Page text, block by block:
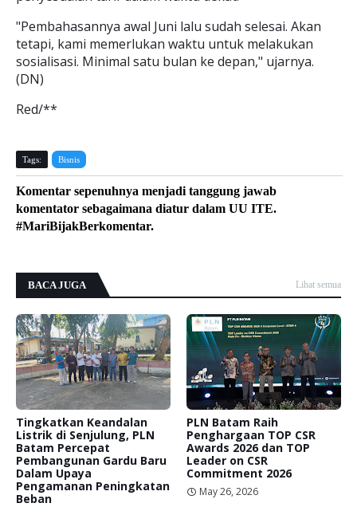
"Pembahasannya awal Juni lalu sudah selesai. Akan
tetapi, kami memerlukan waktu untuk melakukan
sosialisasi. Minimal satu bulan ke depan," ujarnya.
(DN)
Red/**
Tags: Bisnis
Komentar sepenuhnya menjadi tanggung jawab
komentator sebagaimana diatur dalam UU ITE.
#MariBijakBerkomentar.
BACA JUGA Lihat semua
Tingkatkan Keandalan
Listrik di Senjulung, PLN
Batam Percepat
Pembangunan Gardu Baru
Dalam Upaya
Pengamanan Peningkatan
Beban
PLN Batam Raih
Penghargaan TOP CSR
Awards 2026 dan TOP
Leader on CSR
Commitment 2026
May 26, 2026